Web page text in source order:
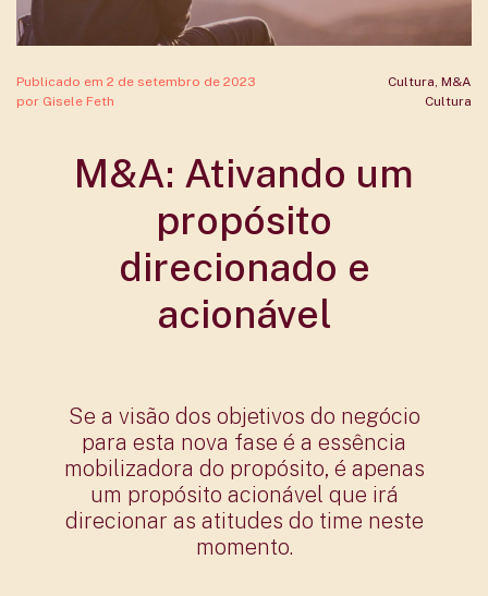
Publicado em 2 de setembro de 2023
por Gisele Feth
Cultura, M&A
Cultura
M&A: Ativando um
propósito
direcionado e
acionável
Se a visão dos objetivos do negócio
para esta nova fase é a essência
mobilizadora do propósito, é apenas
um propósito acionável que irá
direcionar as atitudes do time neste
momento.